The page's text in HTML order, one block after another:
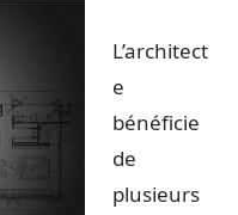
L’architect
e
bénéficie
de
plusieurs